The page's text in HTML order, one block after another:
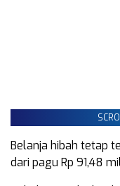
Belanja hibah tetap
dari pagu Rp 91,48